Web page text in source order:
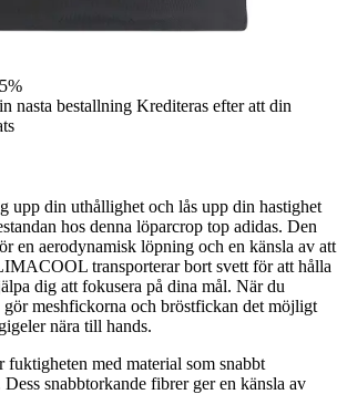
nasta bestallning Krediteras efter att din
upp din uthållighet och lås upp din hastighet
hos denna löparcrop top adidas. Den
en aerodynamisk löpning och en känsla av att
transporterar bort svett för att hålla
dig att fokusera på dina mål. När du
meshfickorna och bröstfickan det möjligt
nära till hands.
med material som snabbt
snabbtorkande fibrer ger en känsla av